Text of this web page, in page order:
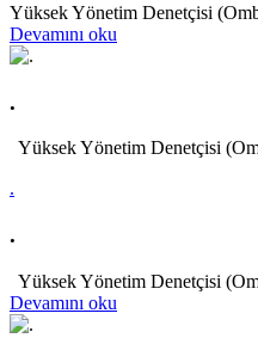
Yüksek Yönetim Denetçisi
Devamını oku
.
Yüksek Yönetim Denetçisi
.
.
Yüksek Yönetim Denetçisi
Devamını oku